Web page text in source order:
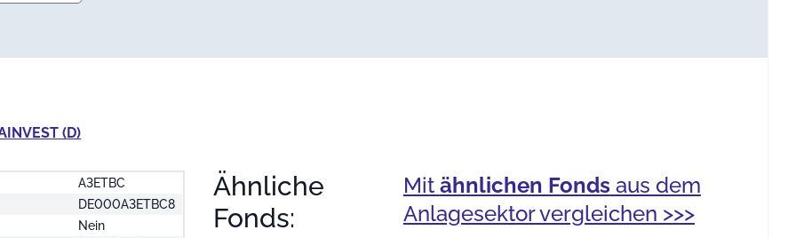
(D)
A3ETBC
DE000A3ETBC8
Nein
Ähnliche
Fonds:
Mit ähnlichen Fonds aus dem
Anlagesektor vergleichen >>>